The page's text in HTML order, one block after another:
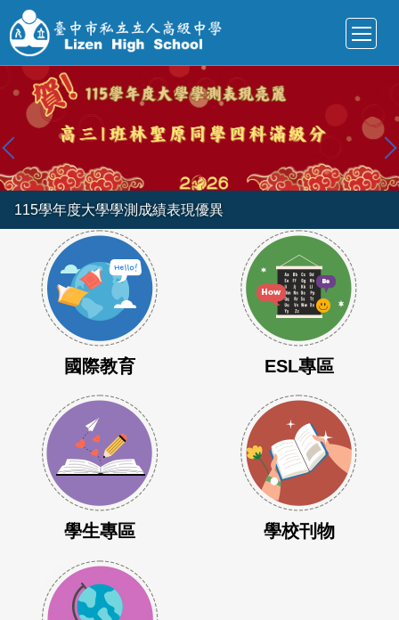
到
主
內
區
115學年度大學學測成績表現優異
國際教育 ESL專區
學生專區 學校刊物